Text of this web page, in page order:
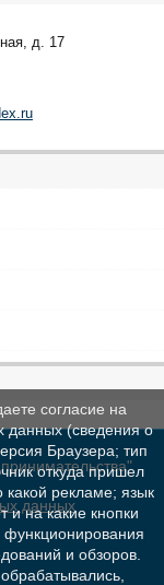
д. 17
данных
согласие на
данных (сведения о
Браузера; тип
откуда пришел
какой рекламе; язык
и на какие кнопки
функционирования
и обзоров.